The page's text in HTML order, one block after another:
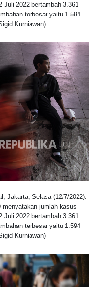
Juli 2022 bertambah 3.361
terbesar yaitu 1.594
Kurniawan)
Jakarta, Selasa (12/7/2022).
menyatakan jumlah kasus
Juli 2022 bertambah 3.361
terbesar yaitu 1.594
Kurniawan)